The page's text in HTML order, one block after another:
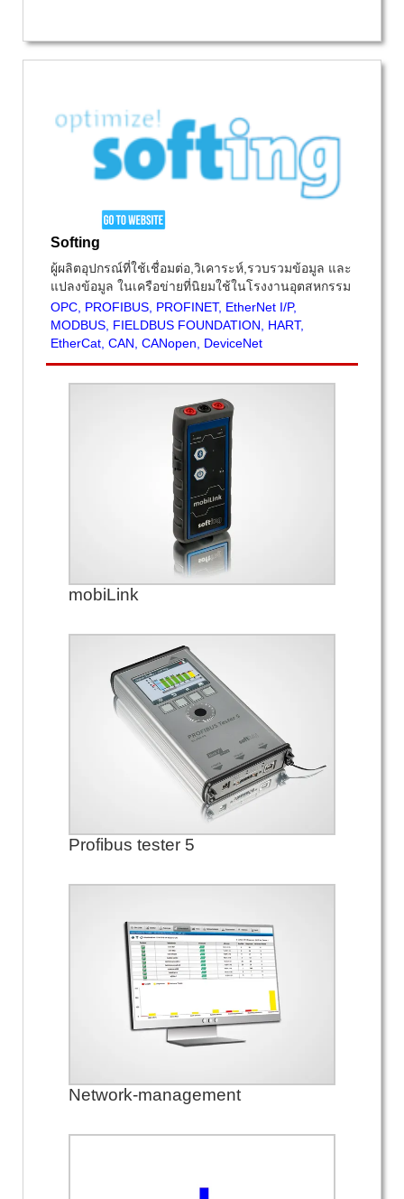
Softing
ผู้ผลิตอุปกรณ์ที่ใช้เชื่อมต่อ,วิเคาระห์,รวบรวมข้อมูล และ
แปลงข้อมูล ในเครือข่ายที่นิยมใช้ในโรงงานอุตสหกรรม
OPC, PROFIBUS, PROFINET, EtherNet I/P,
MODBUS, FIELDBUS FOUNDATION, HART,
EtherCat, CAN, CANopen, DeviceNet
mobiLink
Profibus tester 5
Network-management